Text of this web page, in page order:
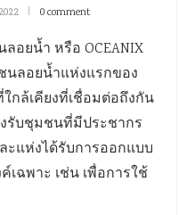
0 comment
อยน้ำ หรือ OCEANIX
นลอยน้ำแห่งแรกของ
กล้เคียงที่เชื่อมต่อถึงกัน
งรับชุมชนที่มีประชากร
ะแห่งได้รับการออกแบบ
ฉพาะ เช่น เพื่อการใช้